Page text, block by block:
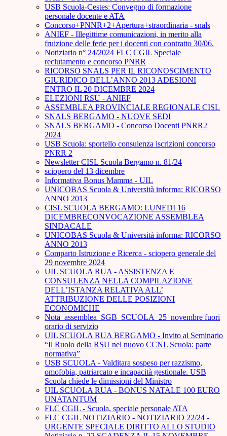
USB Scuola-Cestes: Convegno di formazione
personale docente e ATA
Concorso+PNNR+2+Apertura+straordinaria - snals
ANIEF - Illegittime comunicazioni, in merito alla
fruizione delle ferie per i docenti con contratto 30/06.
Notiziario n° 24/2024 FLC CGIL Speciale
reclutamento e concorso PNRR
RICORSO SNALS PER IL RICONOSCIMENTO
GIURIDICO DELL’ANNO 2013 ADESIONI
ENTRO IL 20 DICEMBRE 2024
ELEZIONI RSU - ANIEF
ASSEMBLEA PROVINCIALE REGIONALE CISL
SNALS BERGAMO - NUOVE SEDI
SNALS BERGAMO - Concorso Docenti PNRR2
2024
USB Scuola: sportello consulenza iscrizioni concorso
PNRR 2
Newsletter CISL Scuola Bergamo n. 81/24
sciopero del 13 dicembre
Informativa Bonus Mamma - UIL
UNICOBAS Scuola & Università informa: RICORSO
ANNO 2013
CISL SCUOLA BERGAMO: LUNEDI 16
DICEMBRECONVOCAZIONE ASSEMBLEA
SINDACALE
UNICOBAS Scuola & Università informa: RICORSO
ANNO 2013
Comparto Istruzione e Ricerca - sciopero generale del
29 novembre 2024
UIL SCUOLA RUA - ASSISTENZA E
CONSULENZA NELLA COMPILAZIONE
DELL’ISTANZA RELATIVA ALL’
ATTRIBUZIONE DELLE POSIZIONI
ECONOMICHE
Nota_assemblea_SGB_SCUOLA_25_novembre fuori
orario di servizio
UIL SCUOLA RUA BERGAMO - Invito al Seminario
“Il Ruolo della RSU nel nuovo CCNL Scuola: parte
normativa”
USB SCUOLA - Valditara sospeso per razzismo,
omofobia, patriarcato e incapacità gestionale. USB
Scuola chiede le dimissioni del Ministro
UIL SCUOLA RUA - BONUS NATALE 100 EURO
UNATANTUM
FLC CGIL - Scuola, speciale personale ATA
FLC CGIL NOTIZIARIO - NOTIZIARIO 22/24 -
URGENTE SPECIALE DIRITTO ALLO STUDIO